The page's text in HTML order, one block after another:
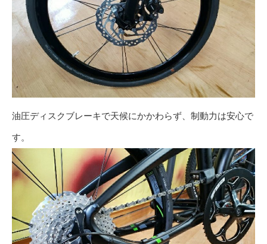
油圧ディスクブレーキで天候にかかわらず、制動力は安心で
す。